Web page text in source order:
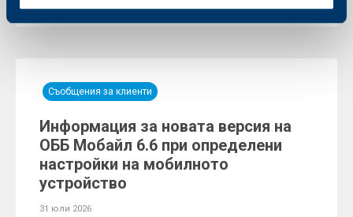
Съобщения за клиенти
Информация за новата версия на
ОББ Мобайл 6.6 при определени
настройки на мобилното
устройство
31 юли 2026